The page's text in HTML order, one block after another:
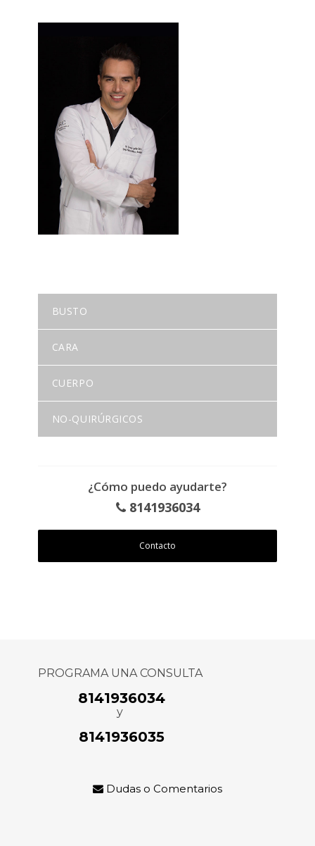
BUSTO
CARA
CUERPO
NO-QUIRÚRGICOS
¿Cómo puedo ayudarte?
8141936034
Contacto
PROGRAMA UNA CONSULTA
8141936034
y
8141936035
Dudas o Comentarios